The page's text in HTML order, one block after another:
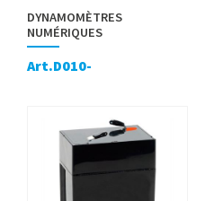
DYNAMOMÈTRES
NUMÉRIQUES
Art.D010-